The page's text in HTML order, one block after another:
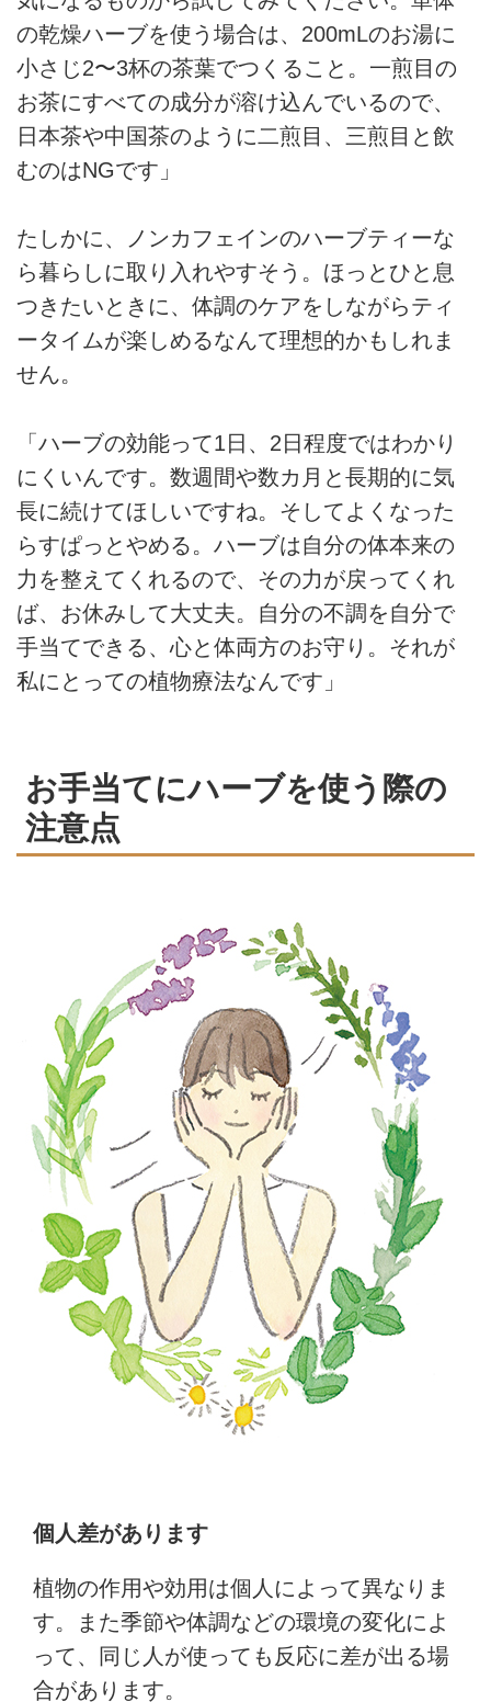
の乾燥ハーブを使う場合は、200mLのお湯に
小さじ2〜3杯の茶葉でつくること。一煎目の
お茶にすべての成分が溶け込んでいるので、
日本茶や中国茶のように二煎目、三煎目と飲
むのはNGです」
たしかに、ノンカフェインのハーブティーな
ら暮らしに取り入れやすそう。ほっとひと息
つきたいときに、体調のケアをしながらティ
ータイムが楽しめるなんて理想的かもしれま
せん。
「ハーブの効能って1日、2日程度ではわかり
にくいんです。数週間や数カ月と長期的に気
長に続けてほしいですね。そしてよくなった
らすぱっとやめる。ハーブは自分の体本来の
力を整えてくれるので、その力が戻ってくれ
ば、お休みして大丈夫。自分の不調を自分で
手当てできる、心と体両方のお守り。それが
私にとっての植物療法なんです」
お手当てにハーブを使う際の
注意点
個人差があります
植物の作用や効用は個人によって異なりま
す。また季節や体調などの環境の変化によ
って、同じ人が使っても反応に差が出る場
合があります。